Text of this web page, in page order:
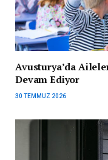
Avusturya’da
Devam Ediyor
30 TEMMUZ 2026